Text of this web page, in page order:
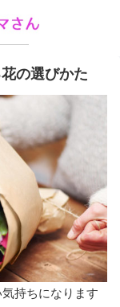
の選びかた
持ちになります